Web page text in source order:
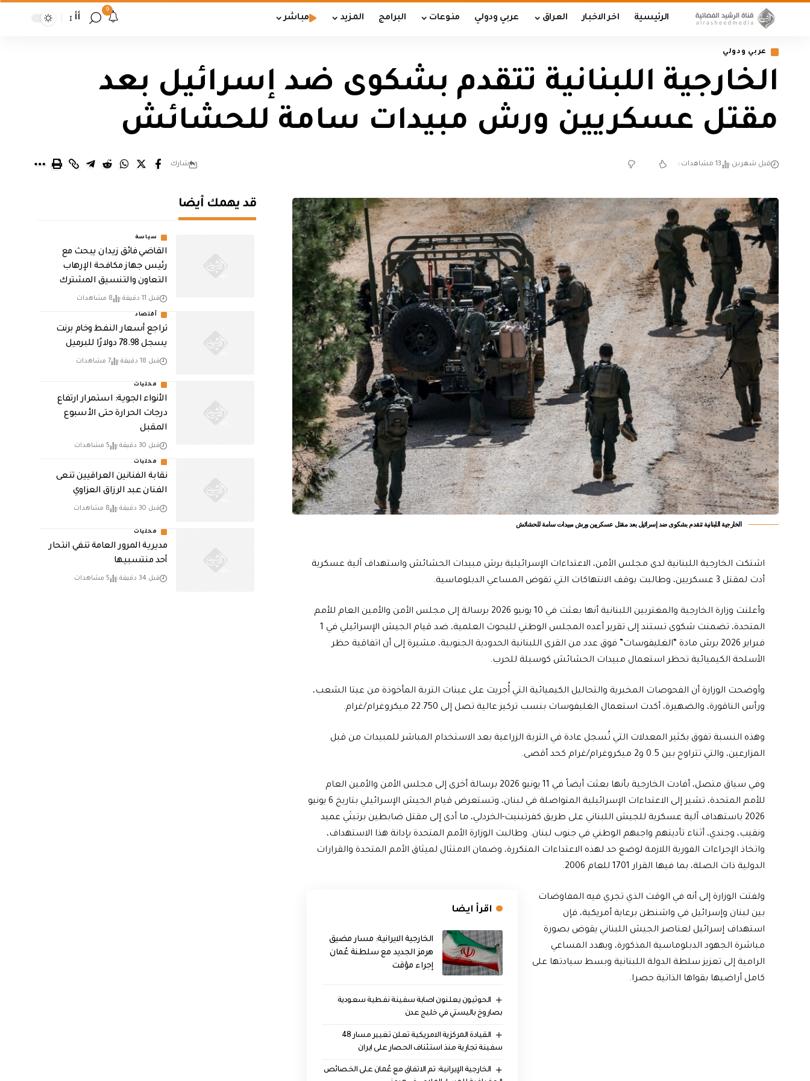
الرئيسية اخر الاخبار العراق عربي ودولي منوعات البرامج المزيد مباشر
9
أأ
عربي ودولي
الخارجية اللبنانية تتقدم بشكوى ضد إسرائيل بعد
مقتل عسكريين ورش مبيدات سامة للحشائش
قبل شهرين 13 مشاهدات شارك
الخارجية اللبنانية تتقدم بشكوى ضد إسرائيل بعد مقتل عسكريين ورش مبيدات سامة للحشائش
اشتكت الخارجية اللبنانية لدى مجلس الأمن، الاعتداءات الإسرائيلية برش مبيدات الحشائش واستهداف آلية عسكرية
أدت لمقتل 3 عسكريين، وطالبت بوقف الانتهاكات التي تقوض المساعي الدبلوماسية.
وأعلنت وزارة الخارجية والمغتربين اللبنانية أنها بعثت في 10 يونيو 2026 برسالة إلى مجلس الأمن والأمين العام للأمم
المتحدة، تضمنت شكوى تستند إلى تقرير أعده المجلس الوطني للبحوث العلمية، ضد قيام الجيش الإسرائيلي في 1
فبراير 2026 برش مادة “الغليفوسات” فوق عدد من القرى اللبنانية الحدودية الجنوبية، مشيرة إلى أن اتفاقية حظر
الأسلحة الكيميائية تحظر استعمال مبيدات الحشائش كوسيلة للحرب.
وأوضحت الوزارة أن الفحوصات المخبرية والتحاليل الكيميائية التي أُجريت على عينات التربة المأخوذة من عيتا الشعب،
ورأس الناقورة، والضهيرة، أكدت استعمال الغليفوسات بنسب تركيز عالية تصل إلى 22.750 ميكروغرام/غرام.
وهذه النسبة تفوق بكثير المعدلات التي تُسجل عادة في التربة الزراعية بعد الاستخدام المباشر للمبيدات من قبل
المزارعين، والتي تتراوح بين 0.5 و2 ميكروغرام/غرام كحد أقصى.
وفي سياق متصل، أفادت الخارجية بأنها بعثت أيضاً في 11 يونيو 2026 برسالة أخرى إلى مجلس الأمن والأمين العام
للأمم المتحدة، تشير إلى الاعتداءات الإسرائيلية المتواصلة في لبنان، وتستعرض قيام الجيش الإسرائيلي بتاريخ 6 يونيو
2026 باستهداف آلية عسكرية للجيش اللبناني على طريق كفرتبنيت-الخردلي، ما أدى إلى مقتل ضابطين برتبتَي عميد
ونقيب، وجندي، أثناء تأديتهم واجبهم الوطني في جنوب لبنان. وطالبت الوزارة الأمم المتحدة بإدانة هذا الاستهداف،
واتخاذ الإجراءات الفورية اللازمة لوضع حد لهذه الاعتداءات المتكررة، وضمان الامتثال لميثاق الأمم المتحدة والقرارات
الدولية ذات الصلة، بما فيها القرار 1701 للعام 2006.
اقرأ ايضا
الخارجية الايرانية: مسار مضيق
هرمز الجديد مع سلطنة عُمان
إجراء مؤقت
الحوثيون يعلنون اصابة سفينة نفطية سعودية
بصاروخ باليستي في خليج عدن
القيادة المركزية الامريكية تعلن تغيير مسار 48
سفينة تجارية منذ استئناف الحصار على ايران
‏الخارجية الإيرانية: تم الاتفاق مع عُمان على الخصائص
ولفتت الوزارة إلى أنه في الوقت الذي تجري فيه المفاوضات
بين لبنان وإسرائيل في واشنطن برعاية أمريكية، فإن
استهداف إسرائيل لعناصر الجيش اللبناني يقوض بصورة
مباشرة الجهود الدبلوماسية المذكورة، ويهدد المساعي
الرامية إلى تعزيز سلطة الدولة اللبنانية وبسط سيادتها على
كامل أراضيها بقواها الذاتية حصرا.
قد يهمك أيضا
سياسة
القاضي فائق زيدان يبحث مع
رئيس جهاز مكافحة الإرهاب
التعاون والتنسيق المشترك
قبل 11 دقيقة 8 مشاهدات
أقتصاد
تراجع أسعار النفط وخام برنت
يسجل 78.98 دولارًا للبرميل
قبل 18 دقيقة 7 مشاهدات
محليات
الأنواء الجوية: استمرار ارتفاع
درجات الحرارة حتى الأسبوع
المقبل
قبل 30 دقيقة 5 مشاهدات
محليات
نقابة الفنانين العراقيين تنعى
الفنان عبد الرزاق العزاوي
قبل 30 دقيقة 8 مشاهدات
محليات
مديرية المرور العامة تنفي انتحار
أحد منتسبيها
قبل 34 دقيقة 5 مشاهدات